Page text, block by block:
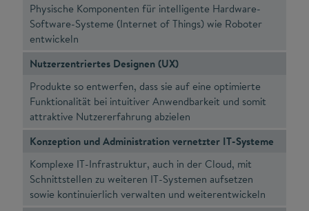
Physische Komponenten für intelligente Hardware-
Software-Systeme (Internet of Things) wie Roboter
entwickeln
Nutzerzentriertes Designen (UX)
Produkte so entwerfen, dass sie auf eine optimierte
Funktionalität bei intuitiver Anwendbarkeit und somit
attraktive Nutzererfahrung abzielen
Konzeption und Administration vernetzter IT-Systeme
Komplexe IT-Infrastruktur, auch in der Cloud, mit
Schnittstellen zu weiteren IT-Systemen aufsetzen
sowie kontinuierlich verwalten und weiterentwickeln